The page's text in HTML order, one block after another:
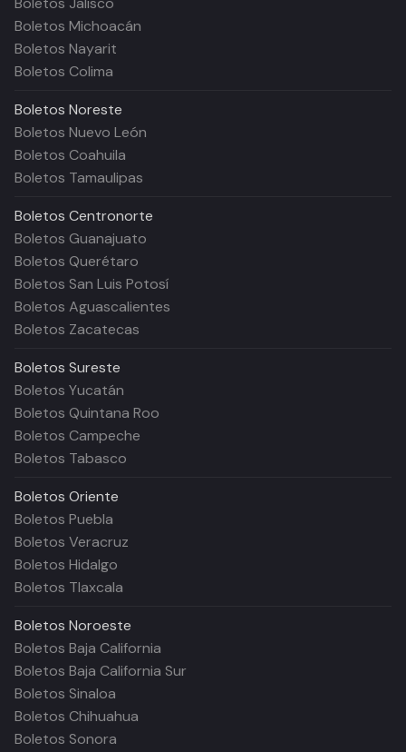
Boletos Michoacán
Boletos Nayarit
Boletos Colima
Boletos Noreste
Boletos Nuevo León
Boletos Coahuila
Boletos Tamaulipas
Boletos Centronorte
Boletos Guanajuato
Boletos Querétaro
Boletos San Luis Potosí
Boletos Aguascalientes
Boletos Zacatecas
Boletos Sureste
Boletos Yucatán
Boletos Quintana Roo
Boletos Campeche
Boletos Tabasco
Boletos Oriente
Boletos Puebla
Boletos Veracruz
Boletos Hidalgo
Boletos Tlaxcala
Boletos Noroeste
Boletos Baja California
Boletos Baja California Sur
Boletos Sinaloa
Boletos Chihuahua
Boletos Sonora